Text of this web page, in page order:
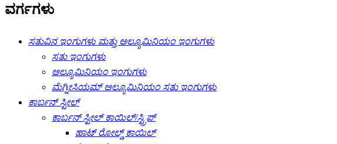
ವರ್ಗಗಳು
ಸತುವಿನ ಇಂಗುಗಳು ಮತ್ತು ಅಲ್ಯೂಮಿನಿಯಂ ಇಂಗುಗಳು
ಸತು ಇಂಗುಗಳು
ಅಲ್ಯೂಮಿನಿಯಂ ಇಂಗುಗಳು
ಮೆಗ್ನೀಸಿಯಮ್ ಅಲ್ಯೂಮಿನಿಯಂ ಸತು ಇಂಗುಗಳು
ಕಾರ್ಬನ್ ಸ್ಟೀಲ್
ಕಾರ್ಬನ್ ಸ್ಟೀಲ್ ಕಾಯಿಲ್/ಸ್ಟ್ರಿಪ್
ಹಾಟ್ ರೋಲ್ಡ್ ಕಾಯಿಲ್